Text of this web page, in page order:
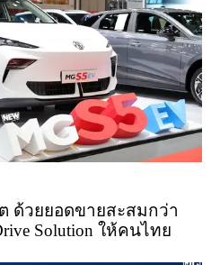
ด้วยยอดขายสะสมกว่า
Solution ให้คนไทย